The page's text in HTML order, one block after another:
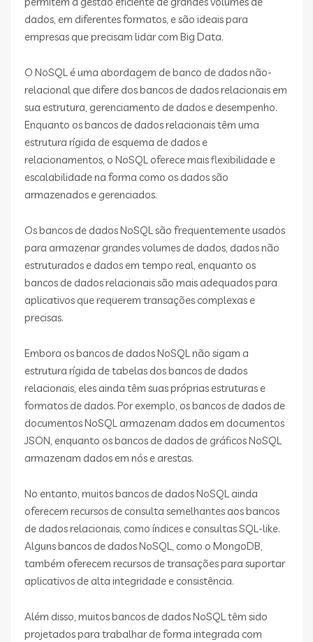
dados, em diferentes formatos, e são ideais para
empresas que precisam lidar com Big Data.
O NoSQL é uma abordagem de banco de dados não-
relacional que difere dos bancos de dados relacionais em
sua estrutura, gerenciamento de dados e desempenho.
Enquanto os bancos de dados relacionais têm uma
estrutura rígida de esquema de dados e
relacionamentos, o NoSQL oferece mais flexibilidade e
escalabilidade na forma como os dados são
armazenados e gerenciados.
Os bancos de dados NoSQL são frequentemente usados
para armazenar grandes volumes de dados, dados não
estruturados e dados em tempo real, enquanto os
bancos de dados relacionais são mais adequados para
aplicativos que requerem transações complexas e
precisas.
Embora os bancos de dados NoSQL não sigam a
estrutura rígida de tabelas dos bancos de dados
relacionais, eles ainda têm suas próprias estruturas e
formatos de dados. Por exemplo, os bancos de dados de
documentos NoSQL armazenam dados em documentos
JSON, enquanto os bancos de dados de gráficos NoSQL
armazenam dados em nós e arestas.
No entanto, muitos bancos de dados NoSQL ainda
oferecem recursos de consulta semelhantes aos bancos
de dados relacionais, como índices e consultas SQL-like.
Alguns bancos de dados NoSQL, como o MongoDB,
também oferecem recursos de transações para suportar
aplicativos de alta integridade e consistência.
Além disso, muitos bancos de dados NoSQL têm sido
projetados para trabalhar de forma integrada com